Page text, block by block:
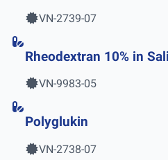
VN-2739-07
Rheodextran 10% in
VN-9983-05
Polyglukin
VN-2738-07